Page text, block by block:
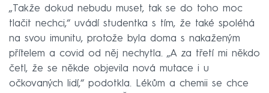
„Takže dokud nebudu muset, tak se do toho moc
tlačit nechci,“ uvádí studentka s tím, že také spoléhá
na svou imunitu, protože byla doma s nakaženým
přítelem a covid od něj nechytla. „A za třetí mi někdo
četl, že se někde objevila nová mutace i u
očkovaných lidí,“ podotkla. Lékům a chemii se chce